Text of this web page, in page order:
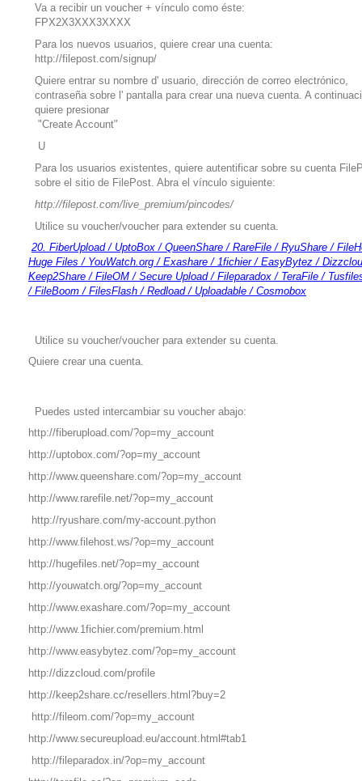
Va a recibir un voucher + vínculo como éste:
FPX2X3XXX3XXXX
Para los nuevos usuarios, quiere crear una cuenta:
http://filepost.com/signup/
Quiere entrar su nombre d' usuario, dirección de correo electrónico,
contraseña sobre l' pantalla para crear una nueva cuenta. A
quiere presionar
"Create Account"
U
Para los usuarios existentes, quiere autentificar sobre su cuenta
sobre el sitio de FilePost. Abra el vínculo siguiente:
http://filepost.com/live_premium/pincodes/
Utilice su voucher/voucher para extender su cuenta.
20. FiberUpload / UptoBox / QueenShare / RareFile / RyuShare /
Huge Files / YouWatch.org / Exashare / 1fichier / EasyBytez /
Keep2Share / FileOM / Secure Upload / Fileparadox / TeraFile /
/ FileBoom / FilesFlash / Redload / Uploadable / Cosmobox
Utilice su voucher/voucher para extender su cuenta.
Quiere crear una cuenta.
Puedes usted intercambiar su voucher abajo:
http://fiberupload.com/?op=my_account
http://uptobox.com/?op=my_account
http://www.queenshare.com/?op=my_account
http://www.rarefile.net/?op=my_account
http://ryushare.com/my-account.python
http://www.filehost.ws/?op=my_account
http://hugefiles.net/?op=my_account
http://youwatch.org/?op=my_account
http://www.exashare.com/?op=my_account
http://www.1fichier.com/premium.html
http://www.easybytez.com/?op=my_account
http://dizzcloud.com/profile
http://keep2share.cc/resellers.html?buy=2
http://fileom.com/?op=my_account
http://www.secureupload.eu/account.html#tab1
http://fileparadox.in/?op=my_account